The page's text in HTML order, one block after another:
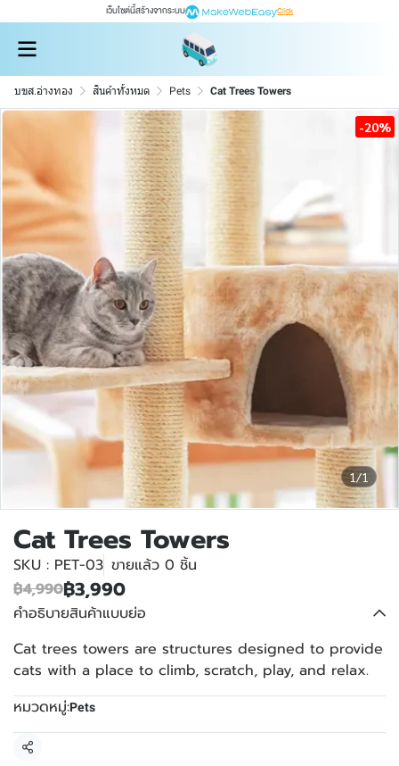
เว็บไซต์นี้สร้างจากระบบ Click
บขส.อ่างทอง สินค้าทั้งหมด Pets Cat Trees Towers
1/1
-20%
Cat Trees Towers
SKU : PET-03 ขายแล้ว 0 ชิ้น
฿4,990฿3,990
คำอธิบายสินค้าแบบย่อ
Cat trees towers are structures designed to provide
cats with a place to climb, scratch, play, and relax.
หมวดหมู่:Pets
แชร์